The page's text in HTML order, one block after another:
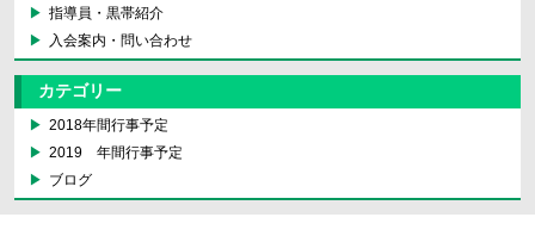
指導員・黒帯紹介
入会案内・問い合わせ
カテゴリー
2018年間行事予定
2019 年間行事予定
ブログ